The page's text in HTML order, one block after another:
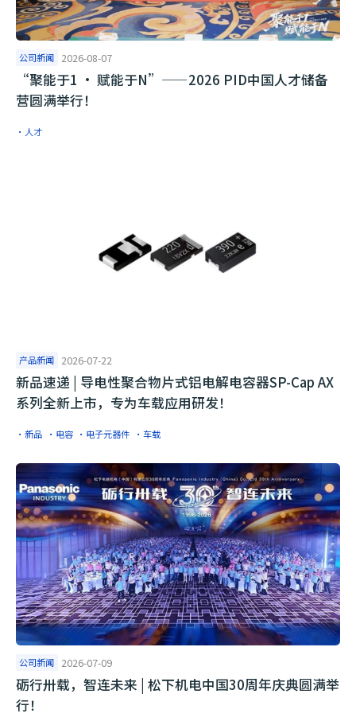
公司新闻 2026-08-07
“聚能于1 · 赋能于N”——2026 PID中国人才储备
营圆满举行！
·人才
产品新闻 2026-07-22
​新品速递 | 导电性聚合物片式铝电解电容器SP-Cap AX
系列全新上市，专为车载应用研发！
·新品 ·电容 ·电子元器件 ·车载
公司新闻 2026-07-09
砺行卅载，智连未来 | 松下机电中国30周年庆典圆满举
行！